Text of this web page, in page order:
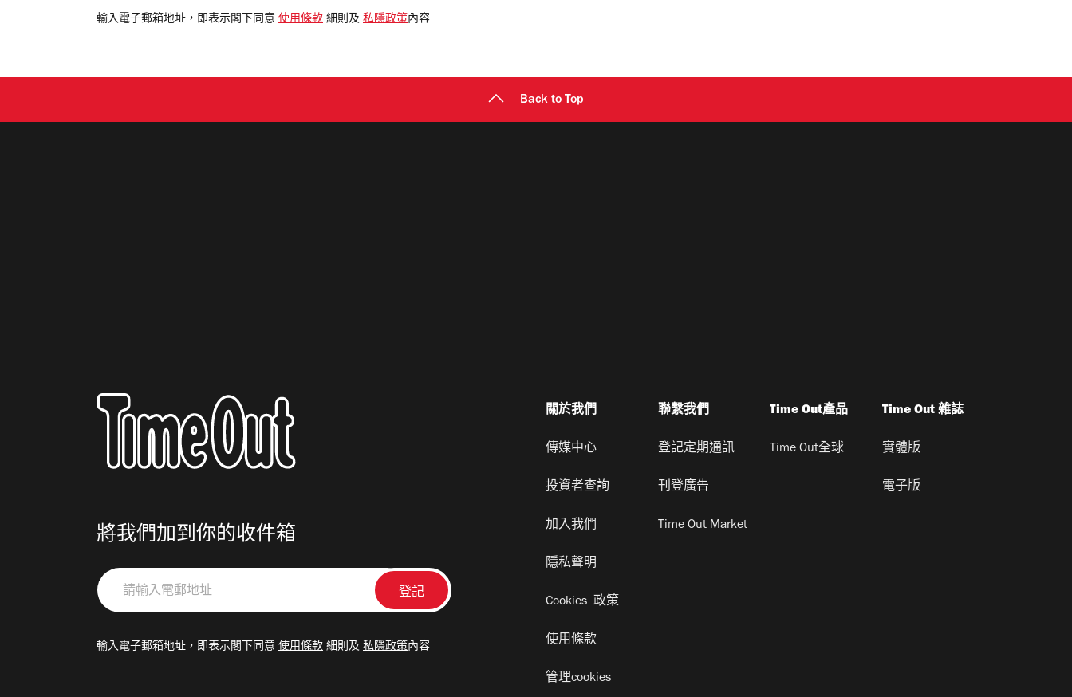
電
輸入電子郵箱地址，即表示閣下同意 使用條款 細則及 私隱政策 內容
Back to Top
將我們加到你的收件箱
請
輸
郵
輸入電子郵箱地址，即表示閣下同意 使用條款 細則及 私隱政策 內容
關於我們
傳媒中心
投資者查詢
加入我們
隱私聲明
Cookies 政策
使用條款
管理cookies
聯繫我們
登記定期通訊
刊登廣告
Time Out Market
Time Out產品
Time Out全球
Time Out 雜誌
實體版
電子版